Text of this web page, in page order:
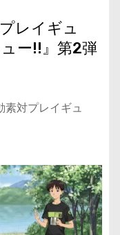
レイギュ
ー!!』第2弾
素対プレイギュ